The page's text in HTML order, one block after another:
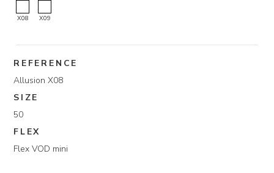
X08 X09
REFERENCE
Allusion X08
SIZE
50
FLEX
Flex VOD mini